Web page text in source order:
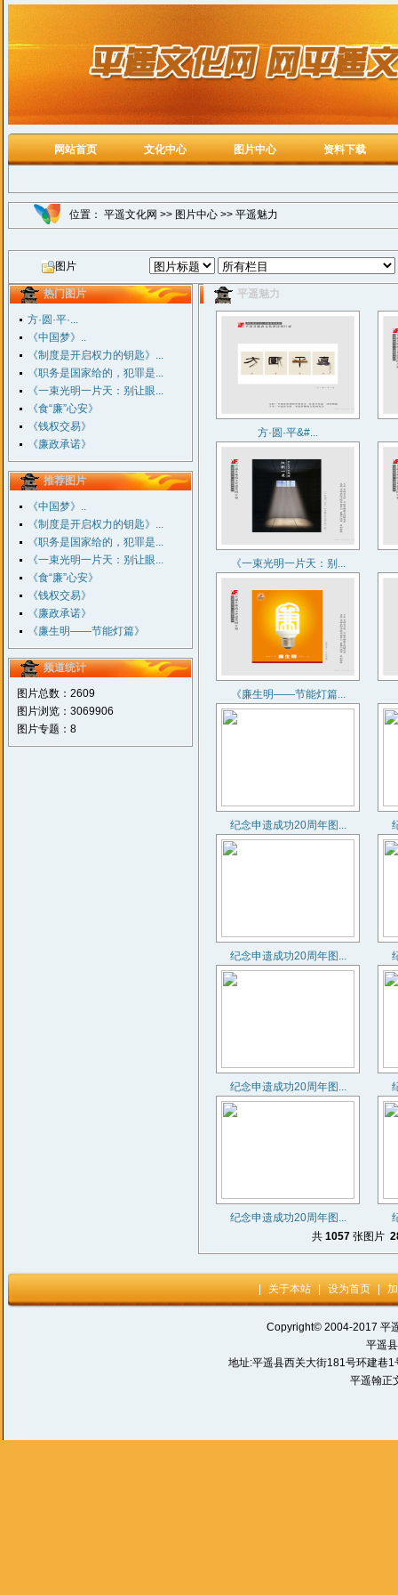
网站首页 文化中心 图片中心 资料下载
位置： 平遥文化网 >> 图片中心 >> 平遥魅力
图片
热门图片
方·圆·平·...
《中国梦》..
《制度是开启权力的钥匙》...
《职务是国家给的，犯罪是...
《一束光明一片天：别让眼...
《食“廉”心安》
《钱权交易》
《廉政承诺》
推荐图片
《中国梦》..
《制度是开启权力的钥匙》...
《职务是国家给的，犯罪是...
《一束光明一片天：别让眼...
《食“廉”心安》
《钱权交易》
《廉政承诺》
《廉生明——节能灯篇》
频道统计
图片总数：2609
图片浏览：3069906
图片专题：8
平遥魅力
方·圆·平&#...
《一束光明一片天：别...
《廉生明——节能灯篇...
纪念申遗成功20周年图...
纪念申遗成功20周年图...
纪念申遗成功20周年图...
纪念申遗成功20周年图...
共 1057张图片
关于本站 设为首页
Copyright© 2004-2017 平
平遥
地址:平遥县西关大街181号环建
平遥翰正